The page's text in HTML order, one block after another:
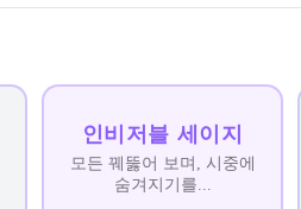
인비저블 세이지
모든 꿰뚫어 보며, 시중에
숨겨지기를